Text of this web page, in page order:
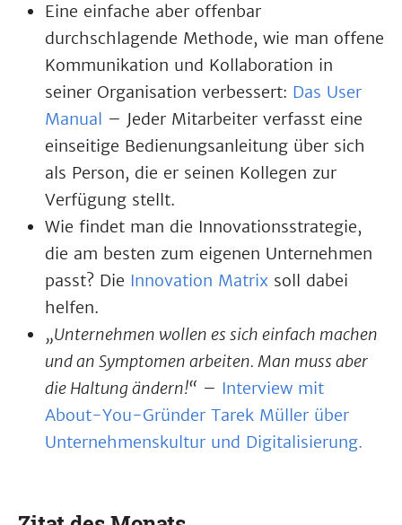
Eine einfache aber offenbar
durchschlagende Methode, wie man offene
Kommunikation und Kollaboration in
seiner Organisation verbessert: Das User
Manual – Jeder Mitarbeiter verfasst eine
einseitige Bedienungsanleitung über sich
als Person, die er seinen Kollegen zur
Verfügung stellt.
Wie findet man die Innovationsstrategie,
die am besten zum eigenen Unternehmen
passt? Die Innovation Matrix soll dabei
helfen.
„Unternehmen wollen es sich einfach machen
und an Symptomen arbeiten. Man muss aber
die Haltung ändern!“ – Interview mit
About-You-Gründer Tarek Müller über
Unternehmenskultur und Digitalisierung.